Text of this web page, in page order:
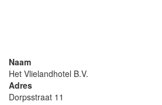
Naam
Het Vlielandhotel B.V.
Adres
Dorpsstraat 11